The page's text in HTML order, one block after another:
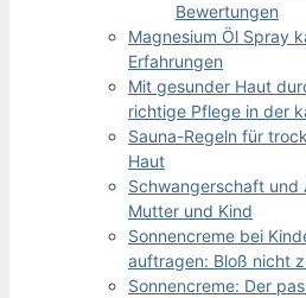
Bewertungen
Magnesium Öl Spray
Erfahrungen
Mit gesunder Haut
richtige Pflege in der
Sauna-Regeln für
Haut
Schwangerschaft und
Mutter und Kind
Sonnencreme bei
auftragen: Bloß nicht
Sonnencreme: Der